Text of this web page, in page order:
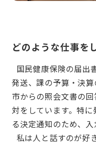
どのような仕事を
国民健康保険の届出
発送、課の予算・決
市からの照会文書の
対をしています。特
る決定通知のため、入
私は人と話すのが好